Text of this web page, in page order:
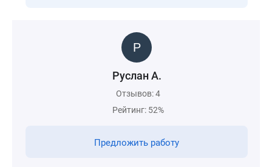
Руслан А.
Отзывов: 4
Рейтинг: 52%
Предложить работу